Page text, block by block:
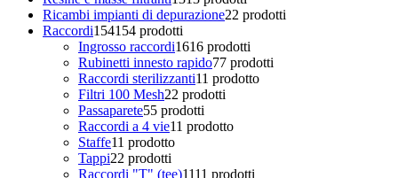
Ricambi impianti di depurazione22 prodotti
Raccordi154154 prodotti
Ingrosso raccordi1616 prodotti
Rubinetti innesto rapido77 prodotti
Raccordi sterilizzanti11 prodotto
Filtri 100 Mesh22 prodotti
Passaparete55 prodotti
Raccordi a 4 vie11 prodotto
Staffe11 prodotto
Tappi22 prodotti
Raccordi "T" (tee)1111 prodotti